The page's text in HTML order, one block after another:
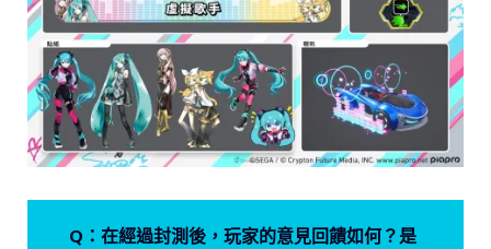
Q：在經過封測後，玩家的意見回饋如何？是